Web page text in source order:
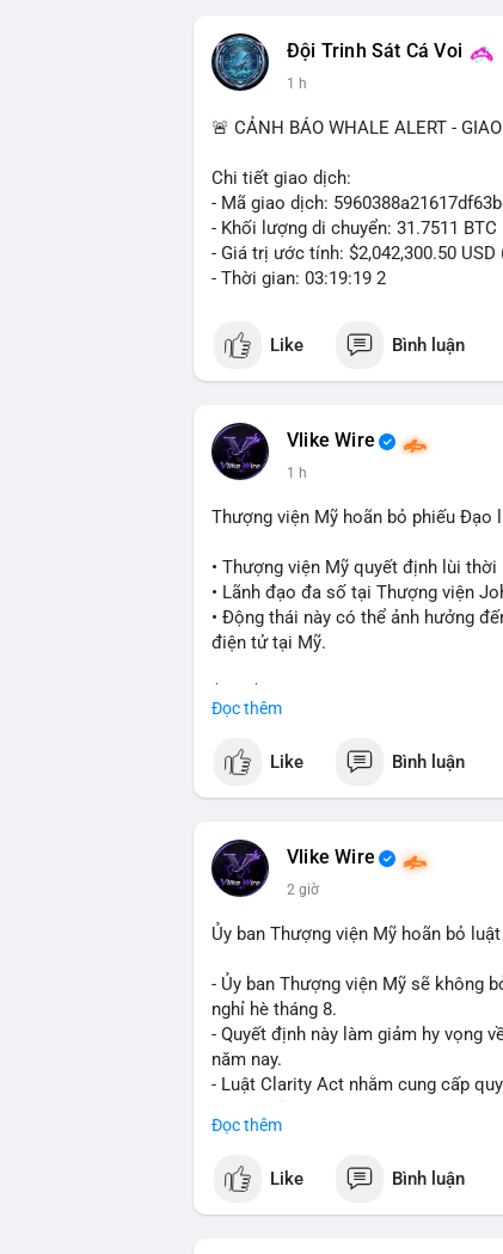
Đội Trinh Sát Cá Voi
1 h
🚨 CẢNH BÁO WHALE ALERT -
Chi tiết giao dịch:
- Mã giao dịch:
- Khối lượng di chuyển: 31.7511 BTC
- Giá trị ước tính: $2,042,300.50
- Thời gian: 03:19:19 2
Like Bình luận
Vlike Wire
1 h
Thượng viện Mỹ hoãn bỏ phiếu Đạo
• Thượng viện Mỹ quyết định lùi
• Lãnh đạo đa số tại Thượng viện
• Động thái này có thể ảnh hưởng
điện tử tại Mỹ.
📰 Nguồn: Cointelegraph
Đọc thêm
Like Bình luận
Vlike Wire
2 giờ
Ủy ban Thượng viện Mỹ hoãn bỏ
- Ủy ban Thượng viện Mỹ sẽ không
nghỉ hè tháng 8.
- Quyết định này làm giảm hy vọng
năm nay.
- Luật Clarity Act nhằm cung cấp
- Sự trì hoãn có thể ảnh hưởng đến
$btc $eth
Đọc thêm
Like Bình luận